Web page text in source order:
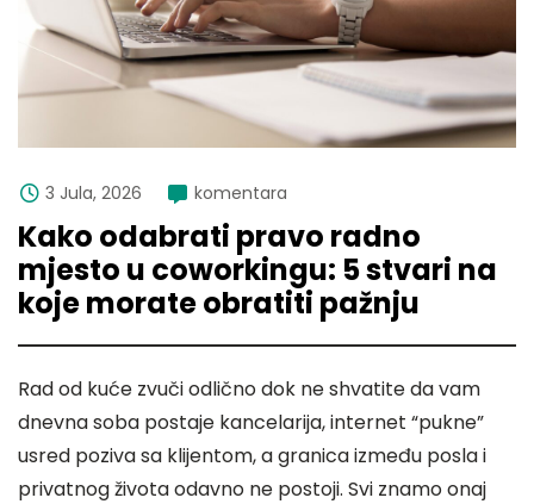
3 Jula, 2026 komentara
Kako odabrati pravo radno
mjesto u coworkingu: 5 stvari na
koje morate obratiti pažnju
Rad od kuće zvuči odlično dok ne shvatite da vam
dnevna soba postaje kancelarija, internet “pukne”
usred poziva sa klijentom, a granica između posla i
privatnog života odavno ne postoji. Svi znamo onaj